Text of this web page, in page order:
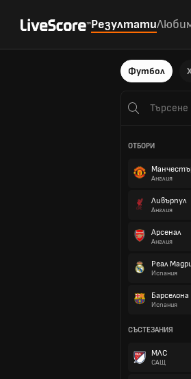
Резултати
Футбол
ОТБОРИ
Англия
Ливърпул
Англия
Арсенал
Англия
Реал
Испания
Барселона
Испания
СЪСТЕЗАНИЯ
МЛС
САЩ